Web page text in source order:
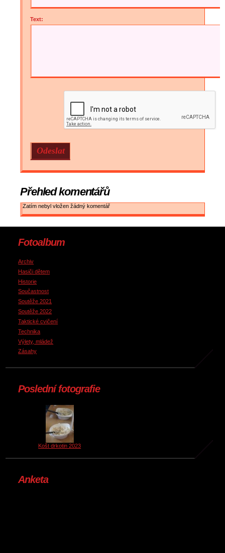
Text:
Přehled komentářů
Zatím nebyl vložen žádný komentář
Fotoalbum
Archiv
Hasiči dětem
Historie
Součastnost
Soutěže 2021
Soutěže 2022
Taktické cvičení
Technika
Výlety, mládež
Zásahy
Poslední fotografie
Košt drkotin 2023
Anketa